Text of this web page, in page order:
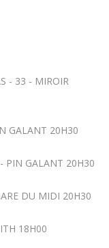
- 33 - MIROIR
GALANT 20H30
PIN GALANT 20H30
DU MIDI 20H30
18H00